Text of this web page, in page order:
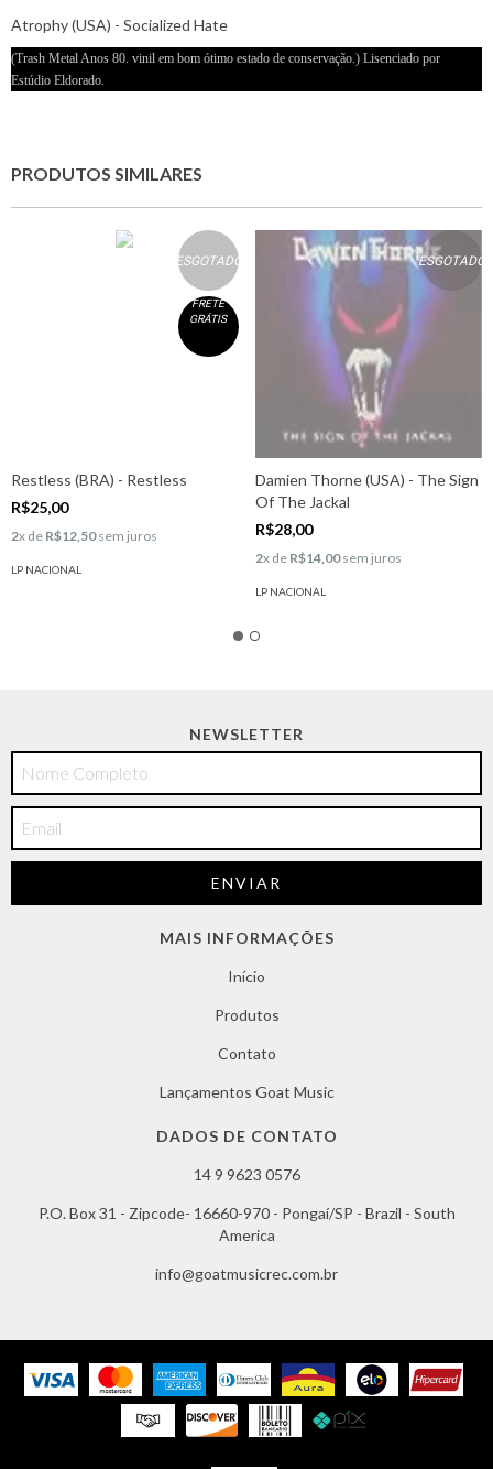
Atrophy (USA) - Socialized Hate
(Trash Metal Anos 80. vinil em bom ótimo estado de conservação.) Lisenciado por
Estúdio Eldorado.
PRODUTOS SIMILARES
ESGOTADO
FRETE
GRÁTIS
Restless (BRA) - Restless
R$25,00
2x de R$12,50sem juros
LP NACIONAL
ESGOTADO
Damien Thorne (USA) - The Sign
Of The Jackal
R$28,00
2x de R$14,00sem juros
LP NACIONAL
NEWSLETTER
MAIS INFORMAÇÕES
Início
Produtos
Contato
Lançamentos Goat Music
DADOS DE CONTATO
14 9 9623 0576
P.O. Box 31 - Zipcode- 16660-970 - Pongaí/SP - Brazil - South
America
info@goatmusicrec.com.br